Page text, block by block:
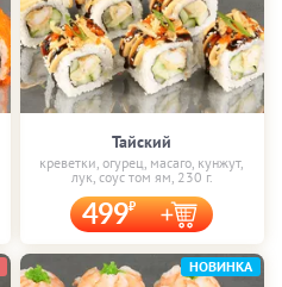
Тайский
креветки, огурец, масаго, кунжут,
лук, соус том ям, 230 г.
499
НОВИНКА